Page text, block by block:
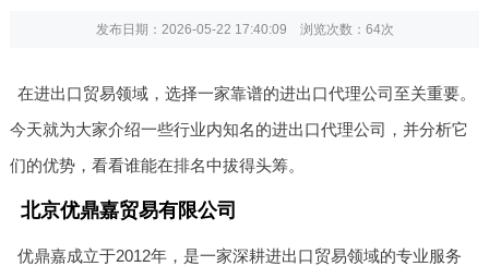
发布日期：2026-05-22 17:40:09 浏览次数： 64次
在进出口贸易领域，选择一家靠谱的进出口代理公司至关重要。
今天就为大家介绍一些行业内知名的进出口代理公司，并分析它
们的优势，看看谁能在排名中拔得头筹。
北京优鼎嘉贸易有限公司
优鼎嘉成立于2012年，是一家深耕进出口贸易领域的专业服务